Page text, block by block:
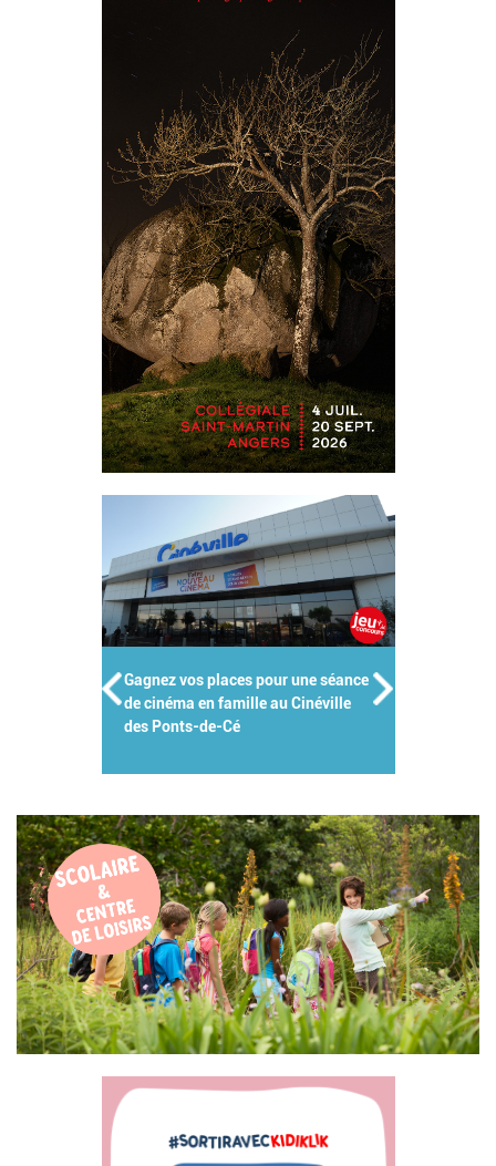
Gagnez vos places pour une séance
de cinéma en famille au Cinéville
des Ponts-de-Cé